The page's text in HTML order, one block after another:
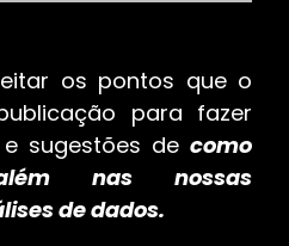
os pontos que o
para fazer
sugestões de como
nas nossas
de dados.